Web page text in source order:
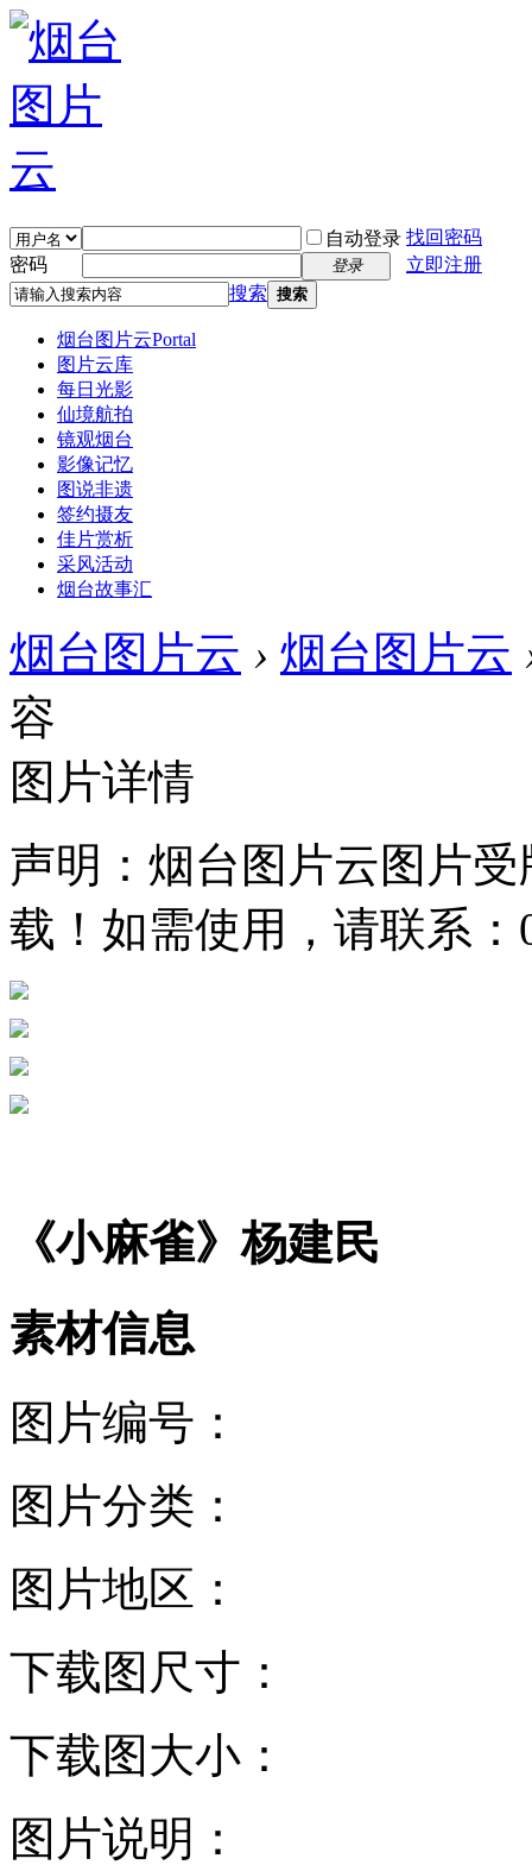
自动登录 找回密码
密码
登录
立即注册
搜索 搜索
烟台图片云Portal
图片云库
每日光影
仙境航拍
镜观烟台
影像记忆
图说非遗
签约摄友
佳片赏析
采风活动
烟台故事汇
烟台图片云 › 烟台图片云
容
图片详情
声明：烟台图片云图片
载！如需使用，请联系：
《小麻雀》杨建民
素材信息
图片编号：
图片分类：
图片地区：
下载图尺寸：
下载图大小：
图片说明：